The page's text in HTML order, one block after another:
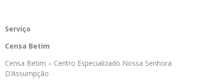
Serviço
Censa Betim
Censa Betim – Centro Especializado Nossa Senhora
D’Assumpção